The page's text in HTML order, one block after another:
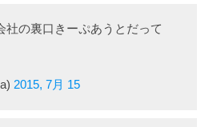
社の裏口きーぷあうとだって
2015, 7月 15